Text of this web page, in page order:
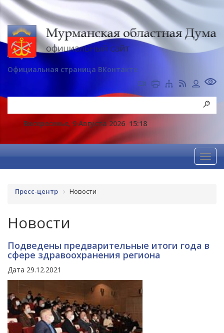
Официальная страница ВКонтакте
Воскресенье, 9 Августа 2026 15:18
Пресс-центр Новости
Новости
Подведены предварительные итоги года в
сфере здравоохранения региона
Дата 29.12.2021